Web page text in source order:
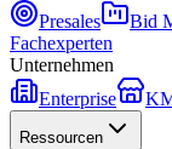
Presales
Bid
Fachexperten
Unternehmen
Enterprise
Ressourcen